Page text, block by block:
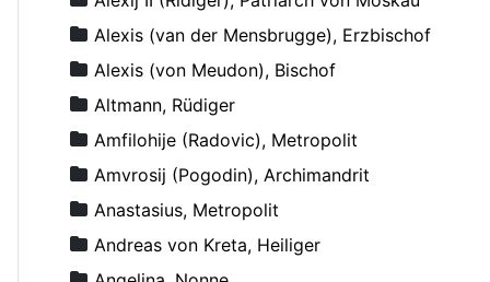
Alexis (van der Mensbrugge), Erzbischof
Alexis (von Meudon), Bischof
Altmann, Rüdiger
Amfilohije (Radovic), Metropolit
Amvrosij (Pogodin), Archimandrit
Anastasius, Metropolit
Andreas von Kreta, Heiliger